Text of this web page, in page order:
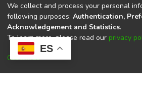
ES
Universidad Politécnica
Universidad Politécnica Estatal del
CACES Resolución N°. 160-
We collect and process your personal
following purposes: Authentication,
Acknowledgement and Statistics.
To learn more, please read our privacy
Customize